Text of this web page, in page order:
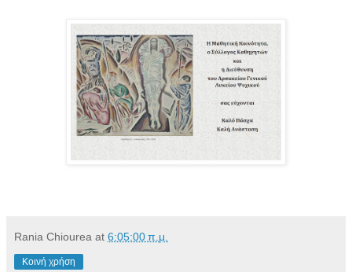
Rania Chiourea at 6:05:00 π.μ.
Κοινή χρήση